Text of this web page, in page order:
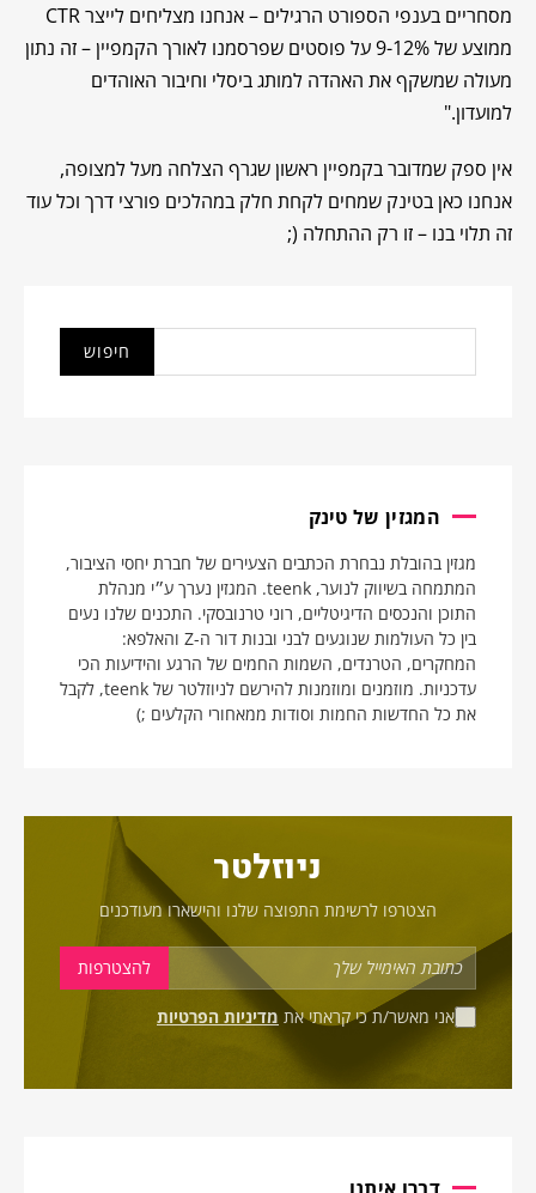
מסחריים בענפי הספורט הרגילים – אנחנו מצליחים לייצר CTR
ממוצע של 9-12% על פוסטים שפרסמנו לאורך הקמפיין – זה נתון
מעולה שמשקף את האהדה למותג ביסלי וחיבור האוהדים
למועדון."
אין ספק שמדובר בקמפיין ראשון שגרף הצלחה מעל למצופה,
אנחנו כאן בטינק שמחים לקחת חלק במהלכים פורצי דרך וכל עוד
זה תלוי בנו – זו רק ההתחלה (;
המגזין של טינק
מגזין בהובלת נבחרת הכתבים הצעירים של חברת יחסי הציבור,
המתמחה בשיווק לנוער, teenk. המגזין נערך ע״י מנהלת
התוכן והנכסים הדיגיטליים, רוני טרנובסקי. התכנים שלנו נעים
בין כל העולמות שנוגעים לבני ובנות דור ה-Z והאלפא:
המחקרים, הטרנדים, השמות החמים של הרגע והידיעות הכי
עדכניות. מוזמנים ומוזמנות להירשם לניוזלטר של teenk, לקבל
את כל החדשות החמות וסודות ממאחורי הקלעים ;)
ניוזלטר
הצטרפו לרשימת התפוצה שלנו והישארו מעודכנים
אני מאשר/ת כי קראתי את מדיניות הפרטיות
דברו איתנו